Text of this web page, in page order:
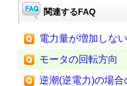
関連するFAQ
電力量が増加しない
モータの回転方向
逆潮(逆電力)の場